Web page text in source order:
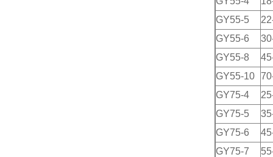
GY55-5
GY55-6
GY55-8
GY55-10
GY75-4
GY75-5
GY75-6
GY75-7